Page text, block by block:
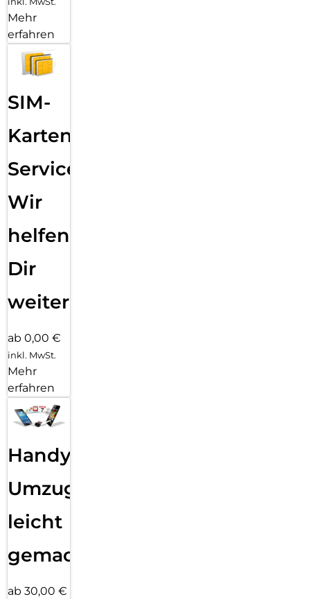
Mehr
erfahren
SIM-
Karten
Service:
Wir
helfen
Dir
weiter
ab 0,00 €
inkl. MwSt.
Mehr
erfahren
Handy
Umzug
leicht
gemacht!
ab 30,00 €